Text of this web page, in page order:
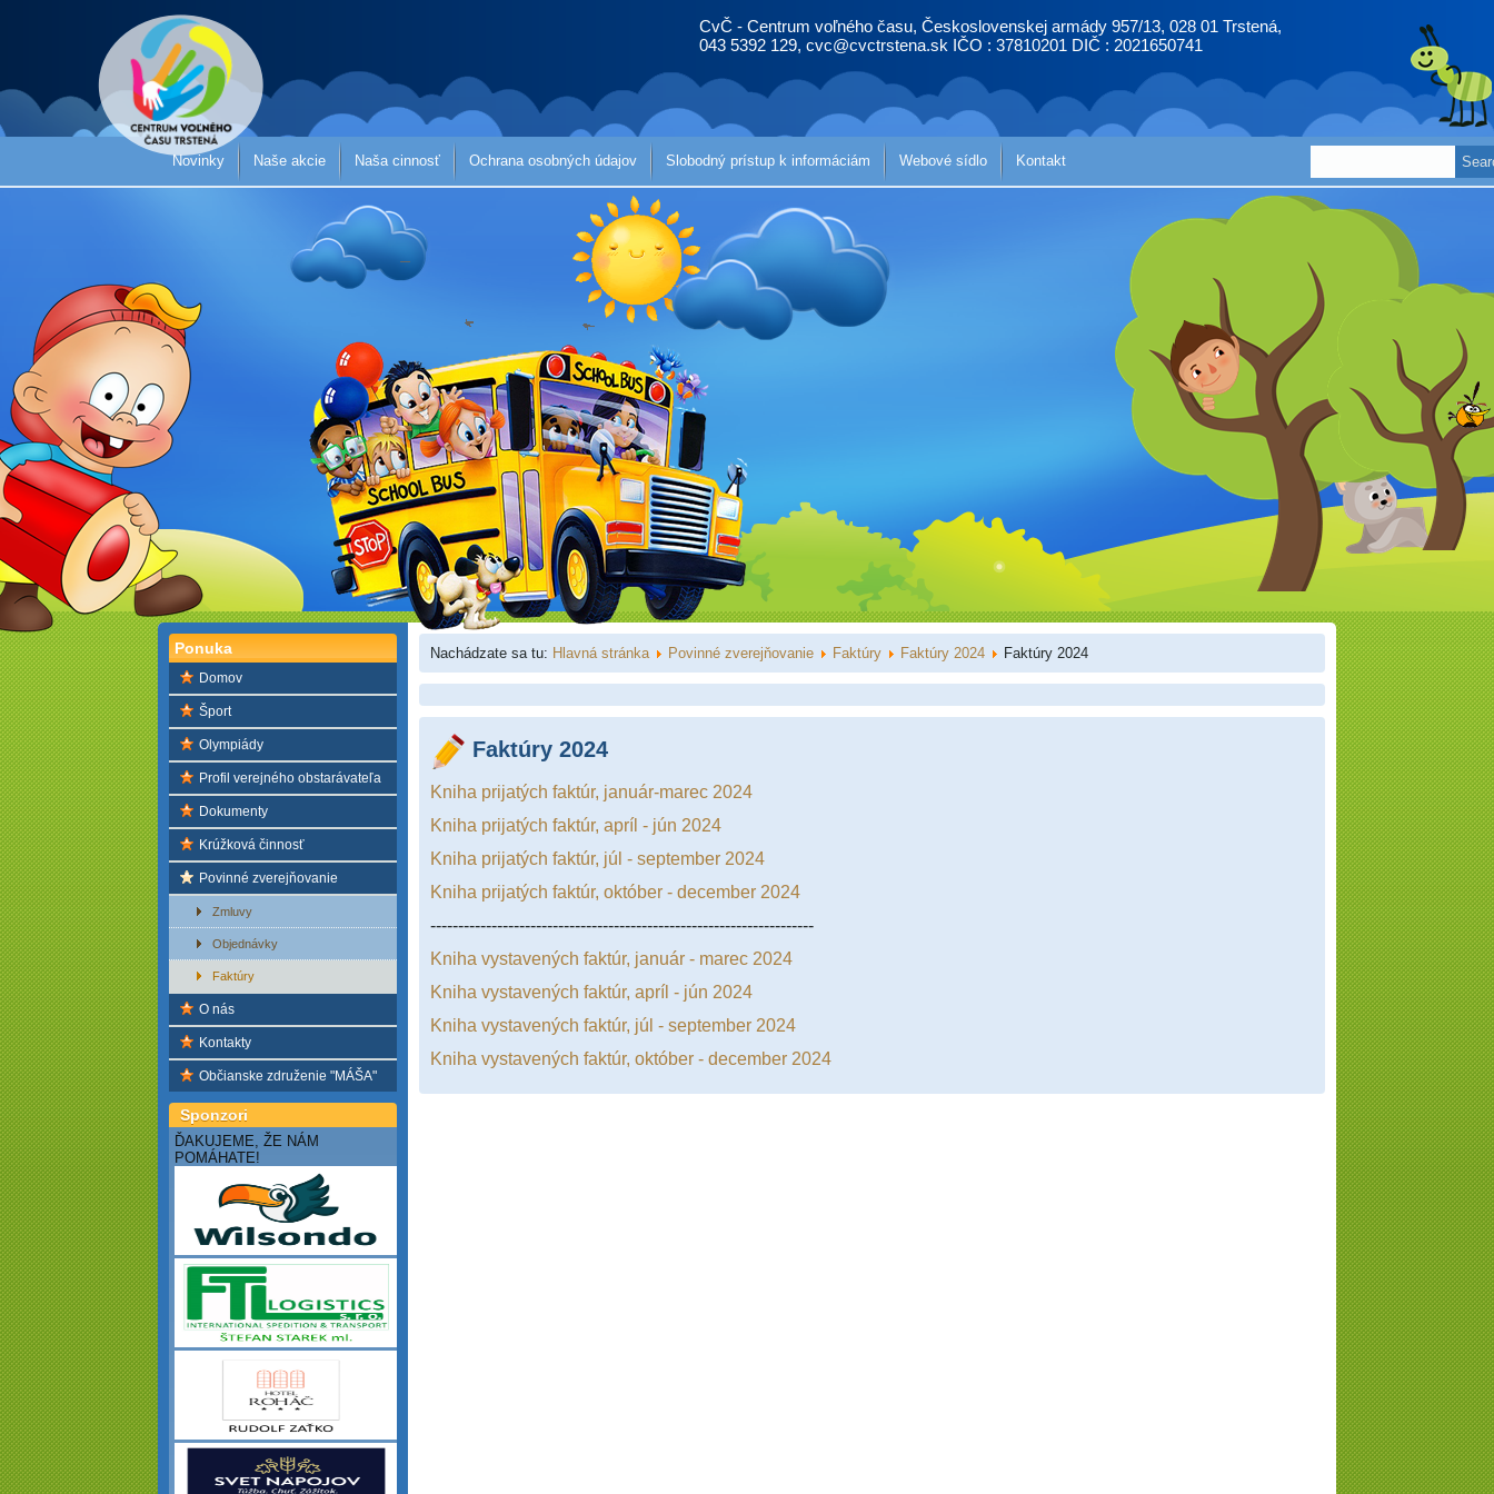
CvČ - Centrum voľného času, Československej armády 957/13, 028 01 Trstená,
043 5392 129, cvc@cvctrstena.sk IČO : 37810201 DIČ : 2021650741
Novinky Naše akcie Naša cinnosť Ochrana osobných údajov Slobodný prístup k informáciám Webové sídlo Kontakt
Ponuka
Domov
Šport
Olympiády
Profil verejného obstarávateľa
Dokumenty
Krúžková činnosť
Povinné zverejňovanie
Zmluvy
Objednávky
Faktúry
O nás
Kontakty
Občianske združenie "MÁŠA"
Sponzori
ĎAKUJEME, ŽE NÁM
POMÁHATE!
Nachádzate sa tu: Hlavná stránka Povinné zverejňovanie Faktúry Faktúry 2024 Faktúry 2024
Faktúry 2024
Kniha prijatých faktúr, január-marec 2024
Kniha prijatých faktúr, apríl - jún 2024
Kniha prijatých faktúr, júl - september 2024
Kniha prijatých faktúr, október - december 2024
---------------------------------------------------------------------
Kniha vystavených faktúr, január - marec 2024
Kniha vystavených faktúr, apríl - jún 2024
Kniha vystavených faktúr, júl - september 2024
Kniha vystavených faktúr, október - december 2024